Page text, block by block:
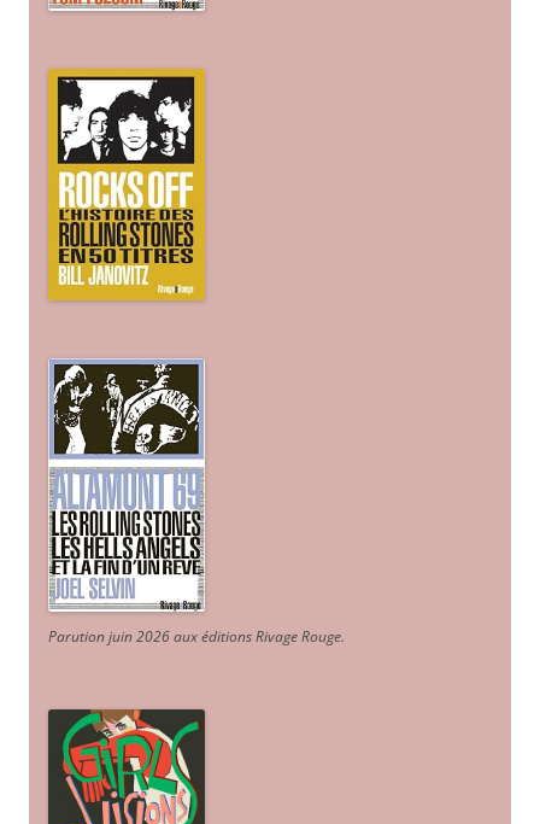
Parution juin 2026 aux éditions Rivage Rouge.